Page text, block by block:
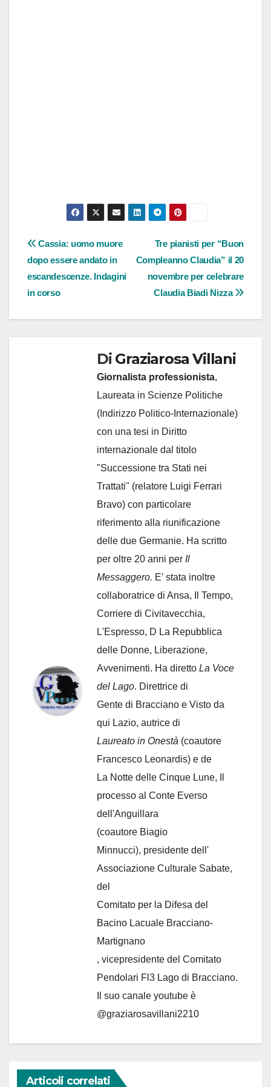
Navigazione
articoli
Tre pianisti per “Buon
Compleanno Claudia” il 20
novembre per celebrare
Claudia Biadi Nizza
Cassia: uomo muore
dopo essere andato in
escandescenze. Indagini
in corso
Di Graziarosa Villani
Giornalista professionista,
Laureata in Scienze Politiche
(Indirizzo Politico-Internazionale)
con una tesi in Diritto
internazionale dal titolo
"Successione tra Stati nei
Trattati" (relatore Luigi Ferrari
Bravo) con particolare
riferimento alla riunificazione
delle due Germanie. Ha scritto
per oltre 20 anni per Il
Messaggero. E' stata inoltre
collaboratrice di Ansa, Il Tempo,
Corriere di Civitavecchia,
L'Espresso, D La Repubblica
delle Donne, Liberazione,
Avvenimenti. Ha diretto La Voce
del Lago. Direttrice di
Gente di Bracciano e Visto da
qui Lazio, autrice di
Laureato in Onestà (coautore
Francesco Leonardis) e de
La Notte delle Cinque Lune, Il
processo al Conte Everso
dell'Anguillara
(coautore Biagio
Minnucci), presidente dell'
Associazione Culturale Sabate,
del
Comitato per la Difesa del
Bacino Lacuale Bracciano-
Martignano
, vicepresidente del Comitato
Pendolari Fl3 Lago di Bracciano.
Il suo canale youtube è
@graziarosavillani2210
Articoli correlati